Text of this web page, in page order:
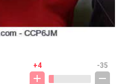
+4 -35